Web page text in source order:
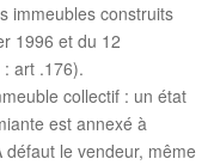
immeubles construits
1996 et du 12
art .176).
collectif : un état
est annexé à
le vendeur, même